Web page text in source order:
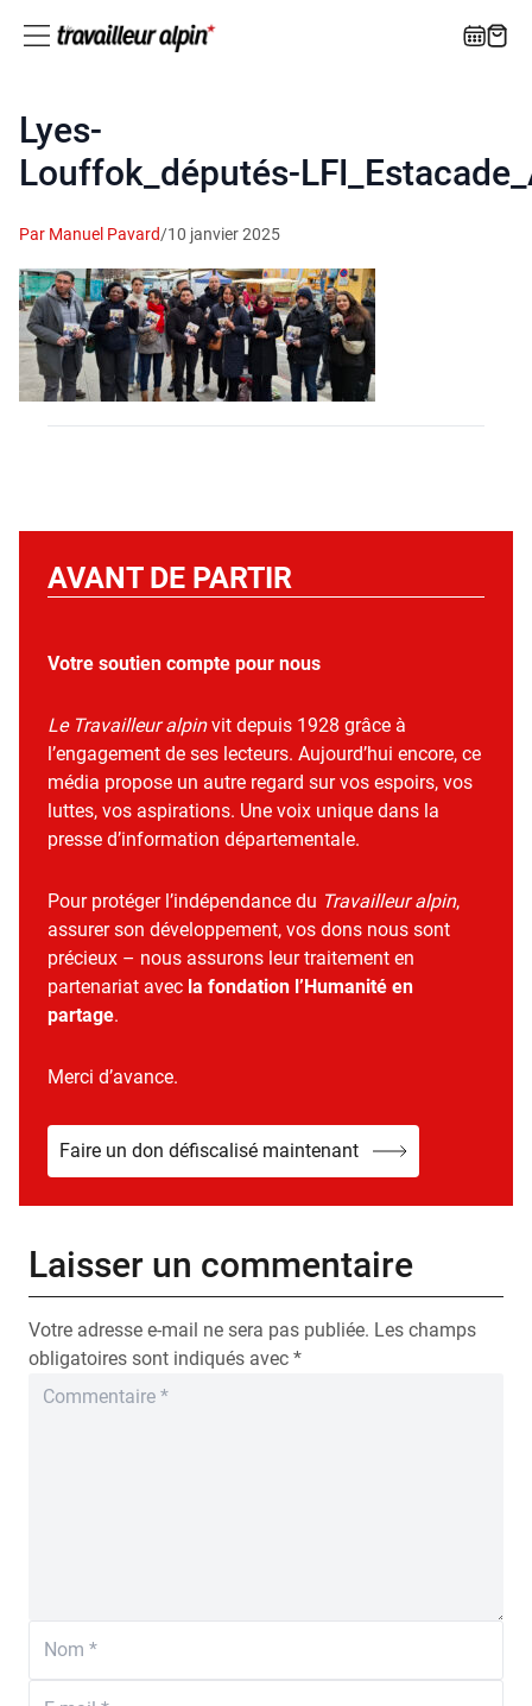
Lyes-
Par Manuel Pavard/10 janvier 2025
AVANT DE PARTIR
Votre soutien compte pour nous
Le Travailleur alpinvit depuis 1928 grâce à
l’engagement de ses lecteurs. Aujourd’hui encore, ce
média propose un autre regard sur vos espoirs, vos
luttes, vos aspirations. Une voix unique dans la
presse d’information départementale.
Pour protéger l’indépendance du Travailleur alpin,
assurer son développement, vos dons nous sont
précieux – nous assurons leur traitement en
partenariat avec la fondation l’Humanité en
partage.
Merci d’avance.
Faire un don défiscalisé maintenant
Laisser un commentaire
Votre adresse e-mail ne sera pas publiée. Les champs
obligatoires sont indiqués avec *